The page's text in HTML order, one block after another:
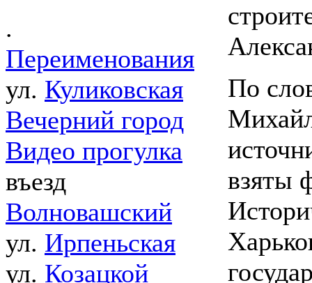
.
Переименования
ул. Куликовская
Вечерний город
Видео прогулка
въезд
Волновашский
ул. Ирпеньская
ул. Козацкой
По
взяты